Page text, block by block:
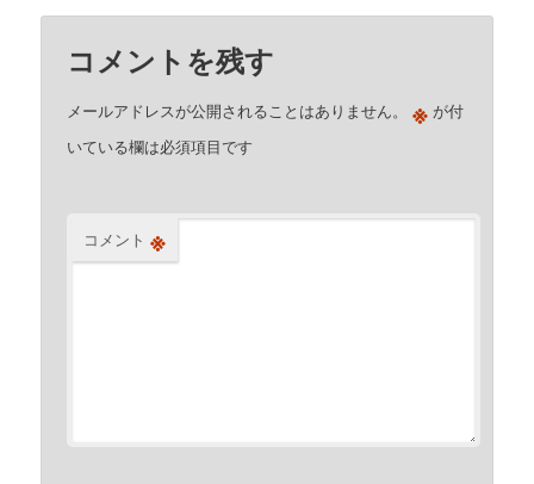
コメントを残す
メールアドレスが公開されることはありません。 ※ が付
いている欄は必須項目です
コメント ※